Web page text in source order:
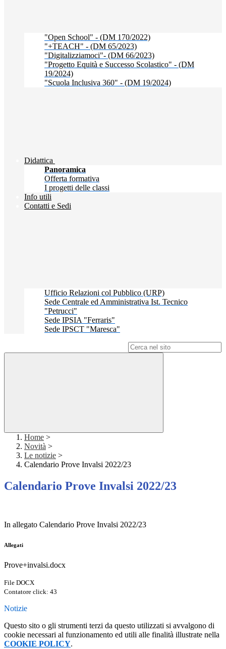
"Open School" - (DM 170/2022)
"+TEACH" - (DM 65/2023)
"Digitalizziamoci"- (DM 66/2023)
"Progetto Equità e Successo Scolastico" - (DM
19/2024)
"Scuola Inclusiva 360" - (DM 19/2024)
Didattica
Panoramica
Offerta formativa
I progetti delle classi
Info utili
Contatti e Sedi
Ufficio Relazioni col Pubblico (URP)
Sede Centrale ed Amministrativa Ist. Tecnico
"Petrucci"
Sede IPSIA "Ferraris"
Sede IPSCT "Maresca"
Home >
Novità >
Le notizie >
Calendario Prove Invalsi 2022/23
Calendario Prove Invalsi 2022/23
In allegato Calendario Prove Invalsi 2022/23
Allegati
Prove+invalsi.docx
File DOCX
Contatore click: 43
Notizie
Questo sito o gli strumenti terzi da questo utilizzati si avvalgono di
cookie necessari al funzionamento ed utili alle finalità illustrate nella
COOKIE POLICY.